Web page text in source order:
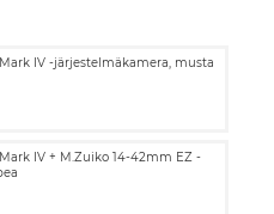
IV -järjestelmäkamera, musta
IV + M.Zuiko 14-42mm EZ -